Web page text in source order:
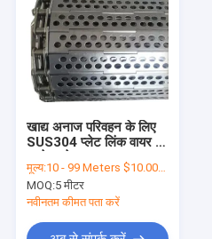
खाद्य अनाज परिवहन के लिए
SUS304 प्लेट लिंक वायर मेष
मूल्य:10 - 99 Meters $10.00， 100 - 299 Meters $9.70， >=300 Meters $9.30
MOQ:5 मीटर
नवीनतम कीमत पता करें